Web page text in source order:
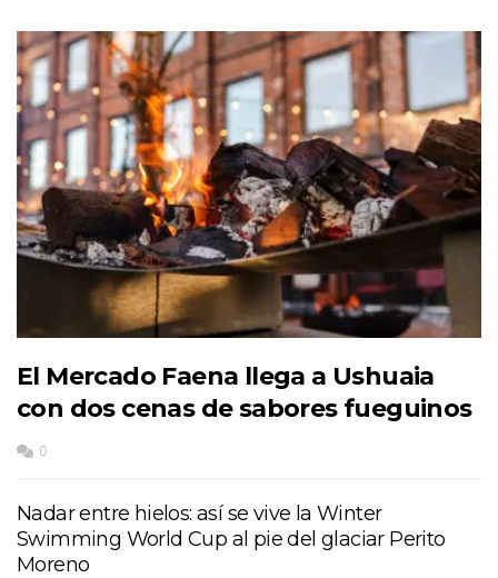
El Mercado Faena llega a Ushuaia
con dos cenas de sabores fueguinos
0
Nadar entre hielos: así se vive la Winter
Swimming World Cup al pie del glaciar Perito
Moreno